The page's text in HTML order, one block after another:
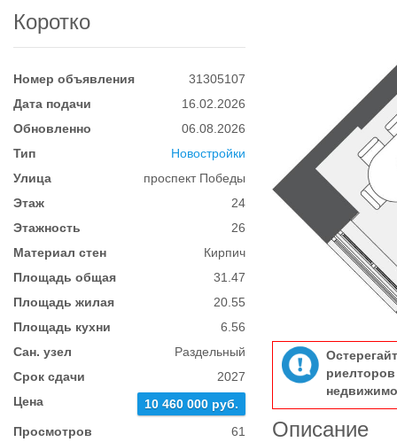
Коротко
Номер объявления
31305107
Дата подачи
16.02.2026
Обновленно
06.08.2026
Тип
Новостройки
Улица
проспект Победы
Этаж
24
Этажность
26
Материал стен
Кирпич
Площадь общая
31.47
Площадь жилая
20.55
Площадь кухни
6.56
Сан. узел
Раздельный
Срок сдачи
2027
Цена
10 460 000 руб.
Просмотров
61
Описание